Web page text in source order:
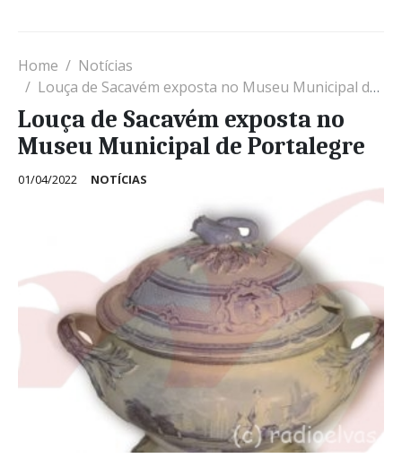
Home
Notícias
Louça de Sacavém exposta no Museu Municipal de Portalegre
Louça de Sacavém exposta no
Museu Municipal de Portalegre
01/04/2022 NOTÍCIAS